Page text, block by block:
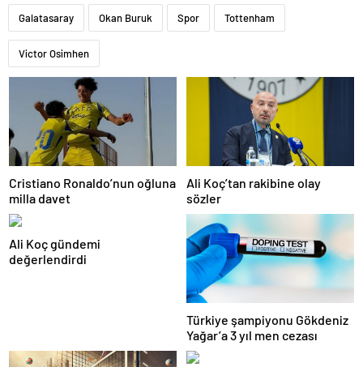
Galatasaray Okan Buruk Spor Tottenham
Victor Osimhen
Cristiano Ronaldo’nun oğluna
milla davet
Ali Koç’tan rakibine olay
sözler
Ali Koç gündemi
değerlendirdi
Türkiye şampiyonu Gökdeniz
Yağar’a 3 yıl men cezası